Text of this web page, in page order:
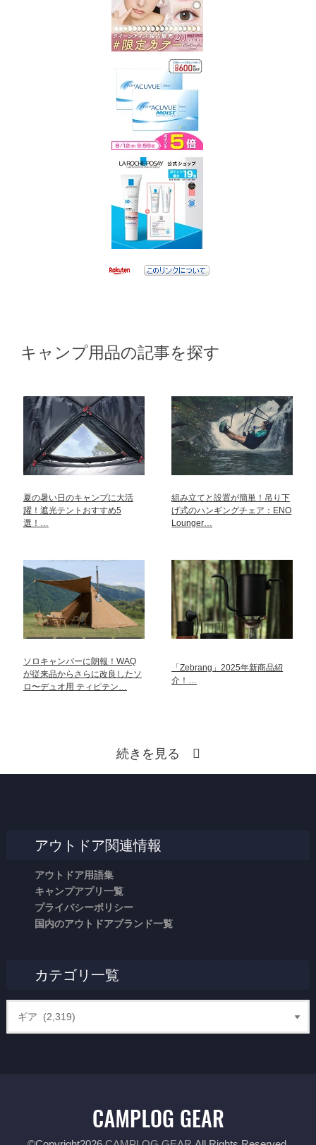
キャンプ用品の記事を探す
夏の暑い日のキャンプに大活
躍！遮光テントおすすめ5
選！…
組み立てと設置が簡単！吊り下
げ式のハンギングチェア：ENO
Lounger…
ソロキャンパーに朗報！WAQ
が従来品からさらに改良したソ
ロ〜デュオ用 ティピテン…
「Zebrang」2025年新商品紹
介！…
続きを見る
アウトドア関連情報
アウトドア用語集
キャンプアプリ一覧
プライバシーポリシー
国内のアウトドアブランド一覧
カテゴリ一覧